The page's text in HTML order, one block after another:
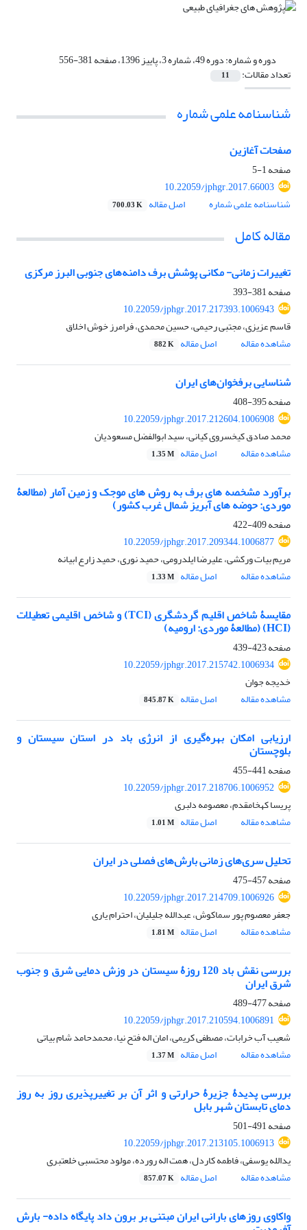
دوره و شماره:دوره 49، شماره 3، پاییز 1396، صفحه 381-556
تعداد مقالات: 11
شناسنامه علمی شماره
صفحات آغازین
صفحه1-5
10.22059/jphgr.2017.66003
شناسنامه علمی شماره
اصل مقاله 700.03 K
مقاله کامل
تغییرات زمانی- مکانی پوشش برف دامنه‌های جنوبی البرز مرکزی
صفحه381-393
10.22059/jphgr.2017.217393.1006943
قاسم عزیزی، مجتبی رحیمی، حسین محمدی، فرامرز خوش اخلاق
مشاهده مقاله
اصل مقاله 882 K
شناسایی برفخوان‌های ایران
صفحه395-408
10.22059/jphgr.2017.212604.1006908
محمد صادق کیخسروی کیانی، سید ابوالفضل مسعودیان
مشاهده مقاله
اصل مقاله 1.35 M
برآورد مشخصه‏ های برف به روش ‏های موجک و زمین ‏آمار (مطالعۀ
موردی: حوضه ‏های آبریز شمال غرب کشور)
صفحه409-422
10.22059/jphgr.2017.209344.1006877
مریم بیات ورکشی، علیرضا ایلدرومی، حمید نوری، حمید زارع ابیانه
مشاهده مقاله
اصل مقاله 1.33 M
مقایسۀ شاخص اقلیم گردشگری (TCI) و شاخص اقلیمی تعطیلات
(HCI) (مطالعۀ موردی: ارومیه)
صفحه423-439
10.22059/jphgr.2017.215742.1006934
خدیجه جوان
مشاهده مقاله
اصل مقاله 845.87 K
ارزیابی امکان بهره‌گیری از انرژی باد در استان سیستان و
بلوچستان
صفحه441-455
10.22059/jphgr.2017.218706.1006952
پریسا کهخامقدم، معصومه دلبری
مشاهده مقاله
اصل مقاله 1.01 M
تحلیل سری‌های زمانی بارش‌های فصلی در ایران
صفحه457-475
10.22059/jphgr.2017.214709.1006926
جعفر معصوم پور سماکوش، عبدالله جلیلیان، احترام یاری
مشاهده مقاله
اصل مقاله 1.81 M
بررسی نقش باد 120 روزۀ سیستان در وزش دمایی شرق و جنوب
‏شرق ایران
صفحه477-489
10.22059/jphgr.2017.210594.1006891
شعیب آب خرابات، مصطفی کریمی، امان اله فتح نیا، محمدحامد شام بیاتی
مشاهده مقاله
اصل مقاله 1.37 M
بررسی پدیدۀ جزیرۀ حرارتی و اثر آن بر تغییرپذیری روز به روز
دمای تابستان شهر بابل
صفحه491-501
10.22059/jphgr.2017.213105.1006913
یدالله یوسفی، فاطمه کاردل، همت اله رورده، مولود محتسبی خلعتبری
مشاهده مقاله
اصل مقاله 857.07 K
واکاوی روزهای بارانی ایران مبتنی بر برون‏ داد پایگاه داده‏- بارش